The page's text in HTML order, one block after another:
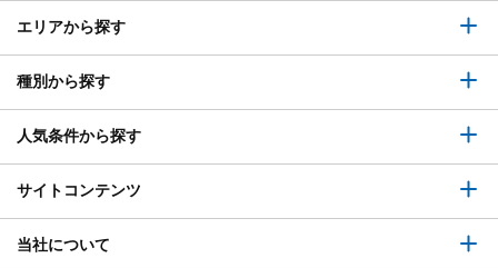
エリアから探す
種別から探す
人気条件から探す
サイトコンテンツ
当社について